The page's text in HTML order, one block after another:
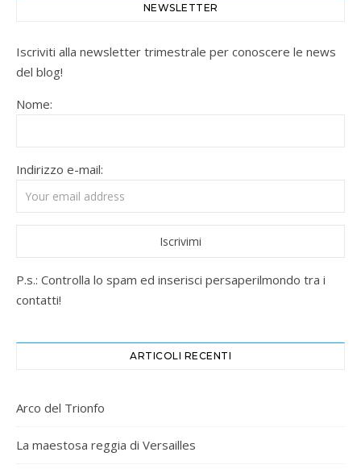
NEWSLETTER
Iscriviti alla newsletter trimestrale per conoscere le news
del blog!
Nome:
Indirizzo e-mail:
P.s.: Controlla lo spam ed inserisci persaperilmondo tra i
contatti!
ARTICOLI RECENTI
Arco del Trionfo
La maestosa reggia di Versailles